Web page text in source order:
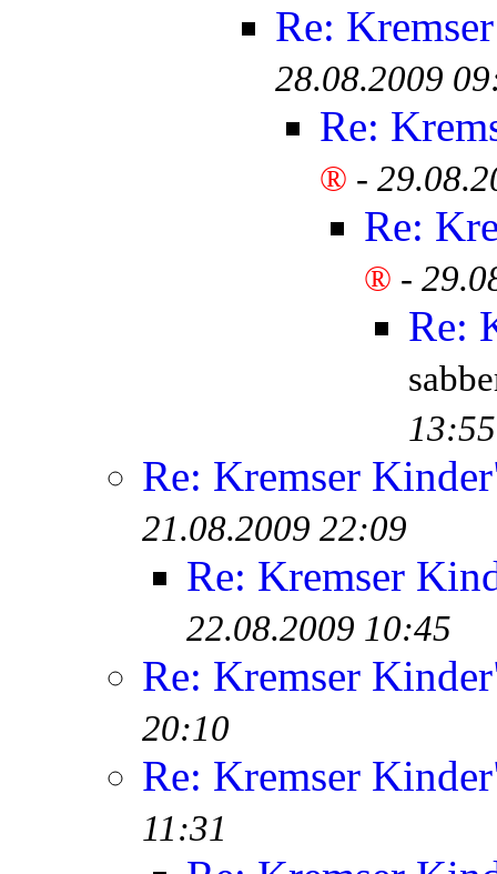
Re:
28.08.2009
Re:
® -
Re:
® -
Re:
13:55
Re: Kremser
21.08.2009 22:09
Re: Kremser
22.08.2009 10:45
Re: Kremser
20:10
Re: Kremser
11:31